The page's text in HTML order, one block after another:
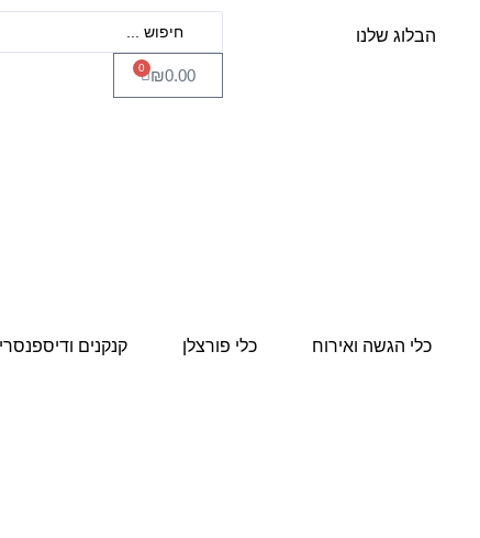
הבלוג שלנו
₪0.00
0
כלי הגשה ואירוח כלי פורצלן קנקנים